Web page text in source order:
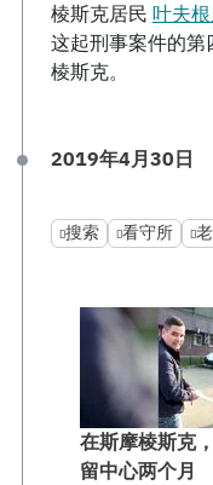
棱斯克居民 叶夫
这起刑事案件的
棱斯克。
2019年4月30日
搜索 看守所
在斯摩棱斯克
留中心两个月